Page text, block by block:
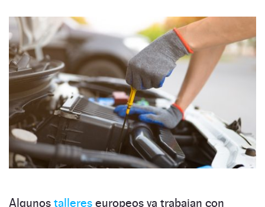
Algunos talleres europeos ya trabajan con